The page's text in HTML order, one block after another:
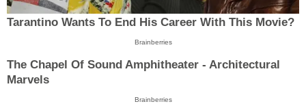
Tarantino Wants To End His Career With This Movie?
Brainberries
The Chapel Of Sound Amphitheater - Architectural
Marvels
Brainberries